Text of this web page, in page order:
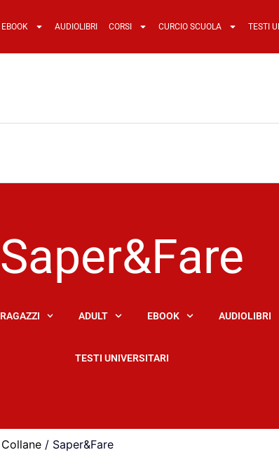
EBOOK AUDIOLIBRI CORSI CURCIO SCUOLA TESTI
Saper&Fare
RAGAZZI ADULT EBOOK AUDIOLIBRI
TESTI UNIVERSITARI
Collane / Saper&Fare